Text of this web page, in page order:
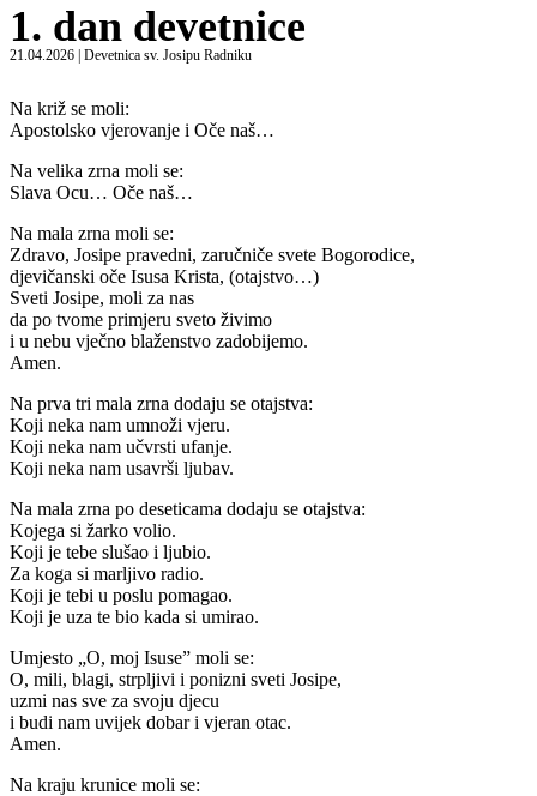
1. dan devetnice
21.04.2026 | Devetnica sv. Josipu Radniku
Na križ se moli:
Apostolsko vjerovanje i Oče naš…
Na velika zrna moli se:
Slava Ocu… Oče naš…
Na mala zrna moli se:
Zdravo, Josipe pravedni, zaručniče svete Bogorodice,
djevičanski oče Isusa Krista, (otajstvo…)
Sveti Josipe, moli za nas
da po tvome primjeru sveto živimo
i u nebu vječno blaženstvo zadobijemo.
Amen.
Na prva tri mala zrna dodaju se otajstva:
Koji neka nam umnoži vjeru.
Koji neka nam učvrsti ufanje.
Koji neka nam usavrši ljubav.
Na mala zrna po deseticama dodaju se otajstva:
Kojega si žarko volio.
Koji je tebe slušao i ljubio.
Za koga si marljivo radio.
Koji je tebi u poslu pomagao.
Koji je uza te bio kada si umirao.
Umjesto „O, moj Isuse” moli se:
O, mili, blagi, strpljivi i ponizni sveti Josipe,
uzmi nas sve za svoju djecu
i budi nam uvijek dobar i vjeran otac.
Amen.
Na kraju krunice moli se: